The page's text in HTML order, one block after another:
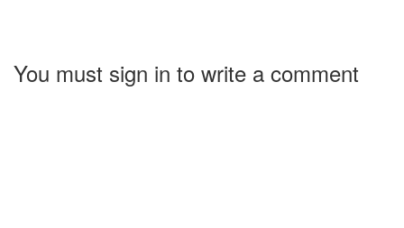
You must sign in to write a comment